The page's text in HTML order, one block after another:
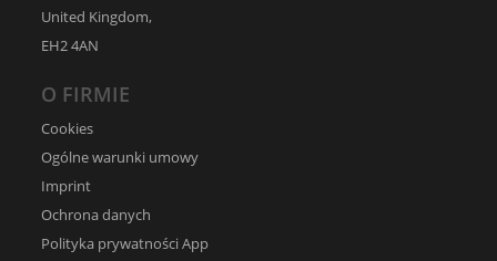
United Kingdom,
EH2 4AN
O FIRMIE
Cookies
Ogólne warunki umowy
Imprint
Ochrona danych
Polityka prywatności App